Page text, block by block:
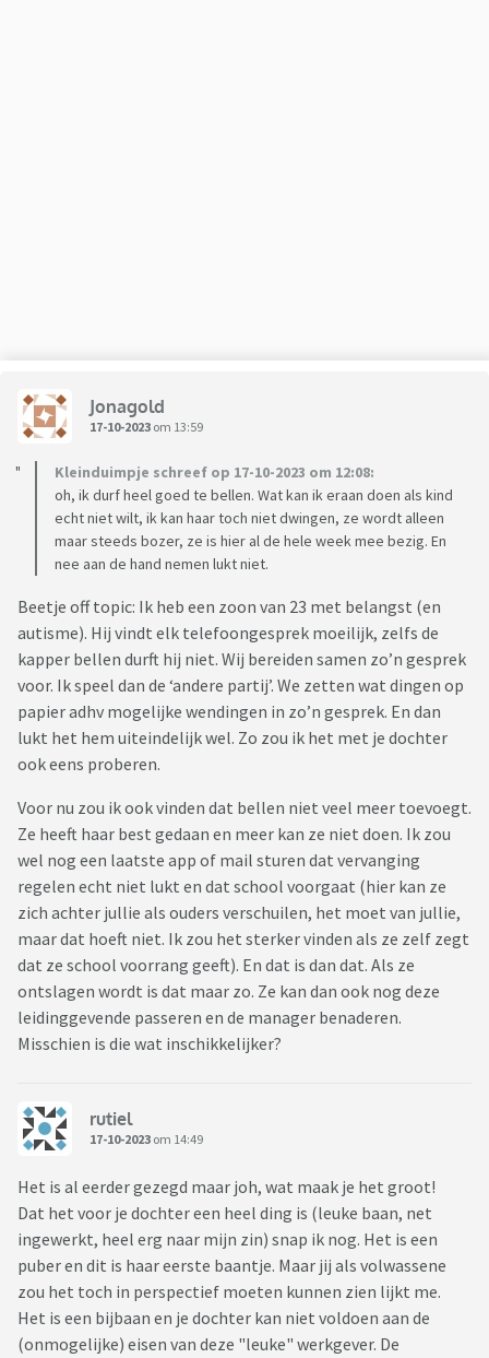
Jonagold
17-10-2023 om 13:59
Kleinduimpje schreef op 17-10-2023 om 12:08:
oh, ik durf heel goed te bellen. Wat kan ik eraan doen als kind
echt niet wilt, ik kan haar toch niet dwingen, ze wordt alleen
maar steeds bozer, ze is hier al de hele week mee bezig. En
nee aan de hand nemen lukt niet.
Beetje off topic: Ik heb een zoon van 23 met belangst (en
autisme). Hij vindt elk telefoongesprek moeilijk, zelfs de
kapper bellen durft hij niet. Wij bereiden samen zo’n gesprek
voor. Ik speel dan de ‘andere partij’. We zetten wat dingen op
papier adhv mogelijke wendingen in zo’n gesprek. En dan
lukt het hem uiteindelijk wel. Zo zou ik het met je dochter
ook eens proberen.
Voor nu zou ik ook vinden dat bellen niet veel meer toevoegt.
Ze heeft haar best gedaan en meer kan ze niet doen. Ik zou
wel nog een laatste app of mail sturen dat vervanging
regelen echt niet lukt en dat school voorgaat (hier kan ze
zich achter jullie als ouders verschuilen, het moet van jullie,
maar dat hoeft niet. Ik zou het sterker vinden als ze zelf zegt
dat ze school voorrang geeft). En dat is dan dat. Als ze
ontslagen wordt is dat maar zo. Ze kan dan ook nog deze
leidinggevende passeren en de manager benaderen.
Misschien is die wat inschikkelijker?
rutiel
17-10-2023 om 14:49
Het is al eerder gezegd maar joh, wat maak je het groot!
Dat het voor je dochter een heel ding is (leuke baan, net
ingewerkt, heel erg naar mijn zin) snap ik nog. Het is een
puber en dit is haar eerste baantje. Maar jij als volwassene
zou het toch in perspectief moeten kunnen zien lijkt me.
Het is een bijbaan en je dochter kan niet voldoen aan de
(onmogelijke) eisen van deze "leuke" werkgever. De